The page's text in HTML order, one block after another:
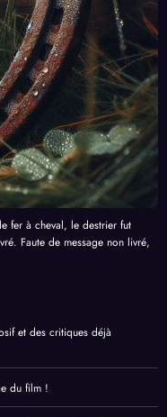
fer à cheval, le destrier fut
Faute de message non livré,
et des critiques déjà
du film !